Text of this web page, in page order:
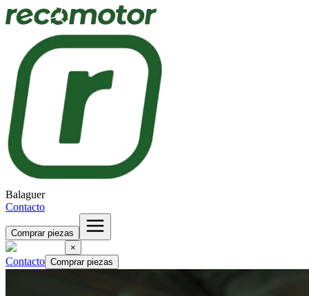
Balaguer
Contacto
Comprar piezas
×
Contacto Comprar piezas